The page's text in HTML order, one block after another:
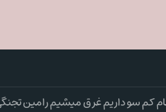
کم سو داریم غرق میشیم رامین